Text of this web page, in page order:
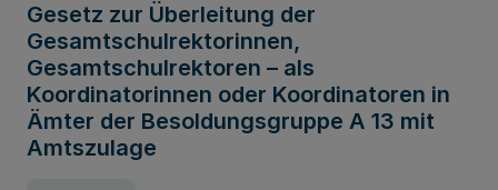
Gesetz zur Überleitung der
Gesamtschulrektorinnen,
Gesamtschulrektoren – als
Koordinatorinnen oder Koordinatoren in
Ämter der Besoldungsgruppe A 13 mit
Amtszulage